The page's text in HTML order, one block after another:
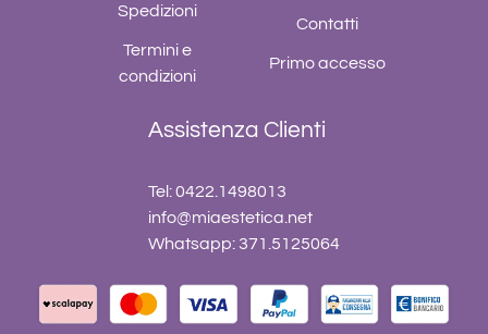
Spedizioni
Termini e
condizioni
Contatti
Primo accesso
Assistenza Clienti
Tel: 0422.1498013
info@miaestetica.net
Whatsapp: 371.5125064